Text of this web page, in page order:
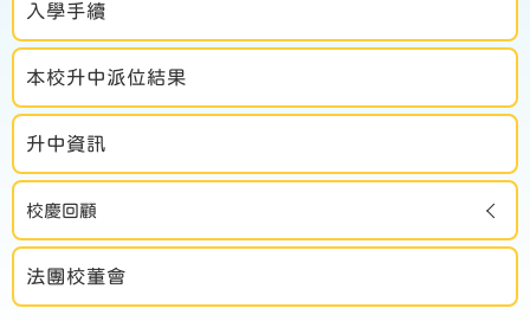
入學手續
本校升中派位結果
升中資訊
校慶回顧
法團校董會